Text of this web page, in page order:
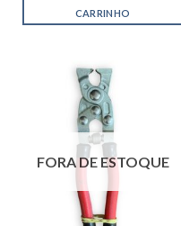
CARRINHO
FORA DE ESTOQUE